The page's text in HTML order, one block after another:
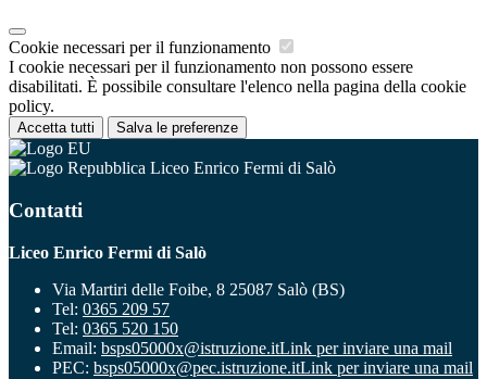
Cookie necessari per il funzionamento
I cookie necessari per il funzionamento non possono essere
disabilitati. È possibile consultare l'elenco nella pagina della cookie
policy.
Accetta tutti Salva le preferenze
Liceo Enrico Fermi di Salò
Contatti
Liceo Enrico Fermi di Salò
Via Martiri delle Foibe, 8 25087 Salò (BS)
Tel: 0365 209 57
Tel: 0365 520 150
Email: bsps05000x@istruzione.itLink per inviare una mail
PEC: bsps05000x@pec.istruzione.itLink per inviare una mail